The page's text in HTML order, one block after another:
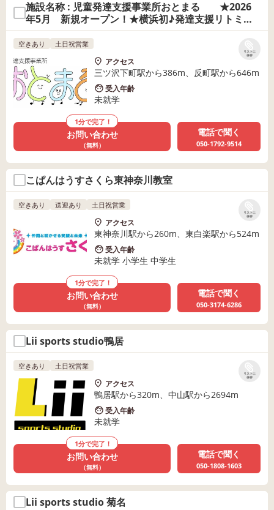
施設名称 : 児童発達支援事業所おとまる ★2026
年5月 新規オープン！★横浜初♪発達支援リトミッ
ク
リストに
保存
空きあり 土日祝営業
アクセス
三ツ沢下町駅から386m、反町駅から646m
受入年齢
未就学
1分で完了！
お問い合わせ
（無料）
電話で聞く
050-1792-9514
こぱんはうすさくら東神奈川教室
リストに
保存
空きあり 送迎あり 土日祝営業
アクセス
東神奈川駅から260m、東白楽駅から524m
受入年齢
未就学 小学生 中学生
1分で完了！
お問い合わせ
（無料）
電話で聞く
050-3174-6286
Lii sports studio鴨居
リストに
保存
空きあり 土日祝営業
アクセス
鴨居駅から320m、中山駅から2694m
受入年齢
未就学
1分で完了！
お問い合わせ
（無料）
電話で聞く
050-1808-1603
Lii sports studio 菊名